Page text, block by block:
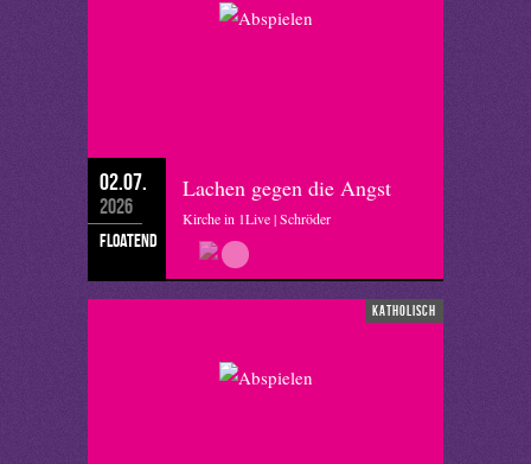
02.07.
2026
floatend
Lachen gegen die Angst
Kirche in 1Live | Schröder
katholisch